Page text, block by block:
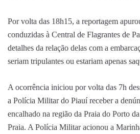
Por volta das 18h15, a reportagem
conduzidas à Central de Flagrantes de
detalhes da relação delas com a
seriam tripulantes ou estariam apenas
A ocorrência iniciou por volta das 7h
a Polícia Militar do Piauí receber a
encalhado na região da Praia do Porto
Praia. A Polícia Militar acionou a